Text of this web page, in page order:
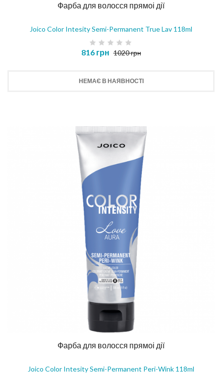
Фарба для волосся прямоі дії
Joico Color Intesity Semi-Permanent True Lav 118ml
816 грн 1020 грн
НЕМАЄ В НАЯВНОСТІ
Фарба для волосся прямоі дії
Joico Color Intesity Semi-Permanent Peri-Wink 118ml